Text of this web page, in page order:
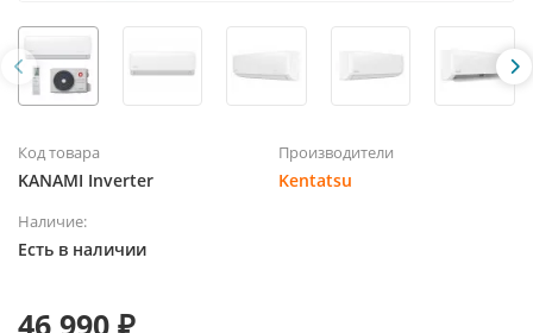
Код товара
KANAMI Inverter
Производители
Kentatsu
Наличие:
Есть в наличии